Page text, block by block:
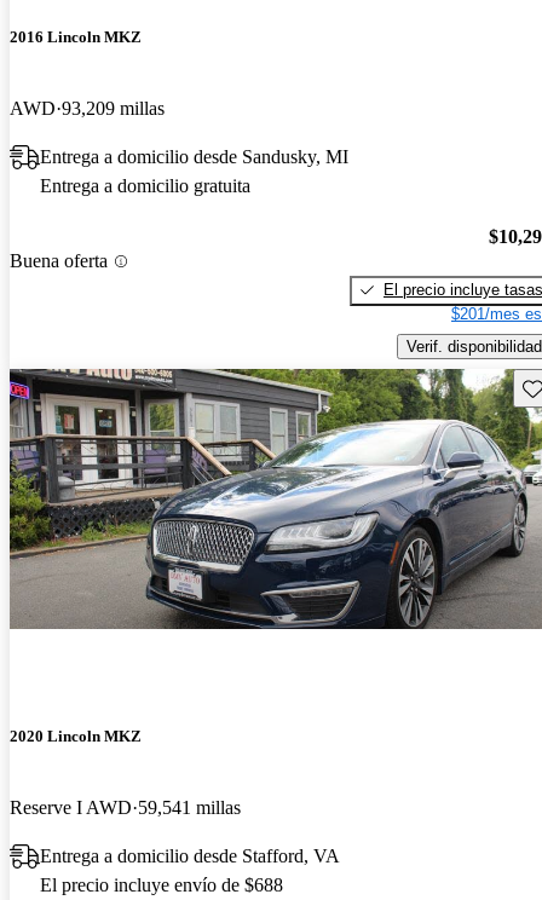
2016 Lincoln MKZ
AWD 93,209 millas
Entrega a domicilio desde Sandusky, MI
Entrega a domicilio gratuita
Buena oferta
El precio incluye tasas
$201/mes
Verif. disponibilidad
2020 Lincoln MKZ
Reserve I AWD 59,541 millas
Entrega a domicilio desde Stafford, VA
El precio incluye envío de $688